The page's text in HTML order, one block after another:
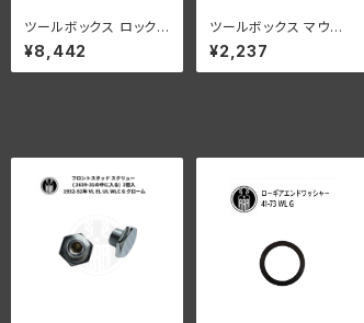
ツールボックス ロック
鍵付き コンプリート 34
52-35AN/40用 ハー
レーダビッドソン 修復
¥8,442
ツールボックス マウント
スクリュー 3個入 パー
カーライズド ハーレー
ダビッドソン 全モデル
¥2,237